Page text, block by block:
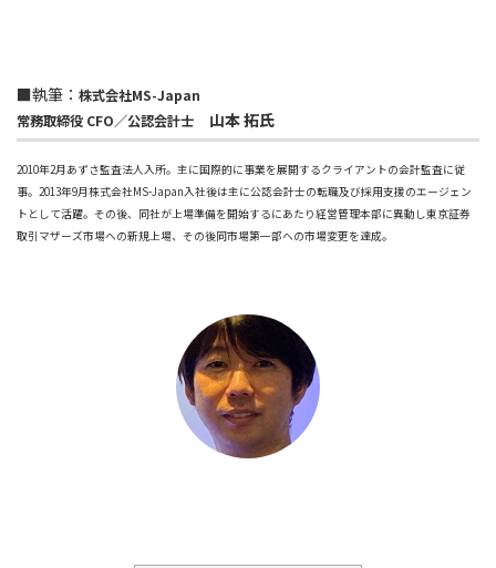
■執筆： 株式会社MS-Japan
常務取締役 CFO／公認会計士 山本 拓氏
2010年2月あずさ監査法人入所。主に国際的に事業を展開するクライアントの会計監査に従
事。2013年9月株式会社MS-Japan入社後は主に公認会計士の転職及び採用支援のエージェン
トとして活躍。その後、同社が上場準備を開始するにあたり経営管理本部に異動し東京証券
取引マザーズ市場への新規上場、その後同市場第一部への市場変更を達成。